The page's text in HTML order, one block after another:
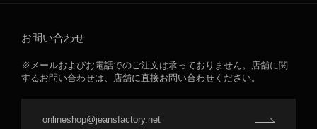
お問い合わせ
※メールおよびお電話でのご注文は承っておりません。店舗に関
するお問い合わせは、店舗に直接お問い合わせください。
onlineshop@jeansfactory.net